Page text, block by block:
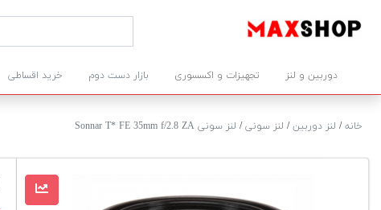
دوربین و لنز تجهیزات و اکسسوری بازار دست دوم خرید اقساطی
خانه/ لنز دوربین/ لنز سونی/ لنز سونی Sonnar T* FE 35mm f/2.8 ZA